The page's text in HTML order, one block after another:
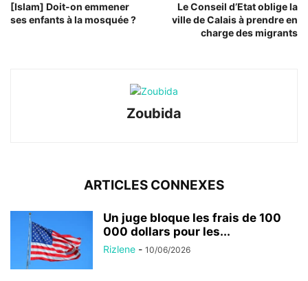
[Islam] Doit-on emmener
ses enfants à la mosquée ?
Le Conseil d’Etat oblige la
ville de Calais à prendre en
charge des migrants
Zoubida
ARTICLES CONNEXES
Un juge bloque les frais de 100
000 dollars pour les...
Rizlene - 10/06/2026